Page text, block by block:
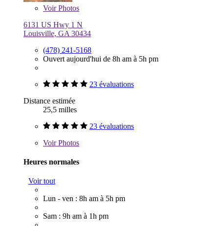
VoirPhotos
6131 US Hwy 1 N
Louisville, GA 30434
(478) 241-5168
Ouvert aujourd'hui de 8h am à 5h pm
23 évaluations
Distance estimée
25,5 milles
23 évaluations
VoirPhotos
Heures normales
Voir tout
Lun - ven : 8h am à 5h pm
Sam : 9h am à 1h pm